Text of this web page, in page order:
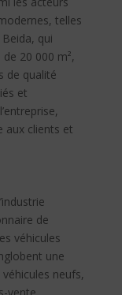
telles
qui
de 20 000 m²,
de qualité
et
aux clients et
de
véhicules
une
neufs,
vente.